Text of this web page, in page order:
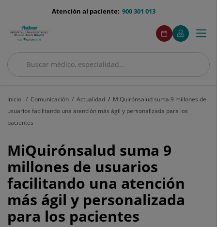
menu-
900 301 013
Atención al paciente:
Buscar
Buscar
menuAcceso
Pedir
cita
Este
enlace
se
en
Mi
Quirónsalud
Este
enlace
se
en
ventana
nueva.
Menú
Inicio Comunicación Actualidad
MiQuirónsalud suma 9 millones de
usuarios facilitando una atención más ágil y personalizada para los
pacientes
MiQuirónsalud
suma
9
millones
de
MiQuirónsalud suma 9
millones de usuarios
facilitando una atención
más ágil y personalizada
para los pacientes